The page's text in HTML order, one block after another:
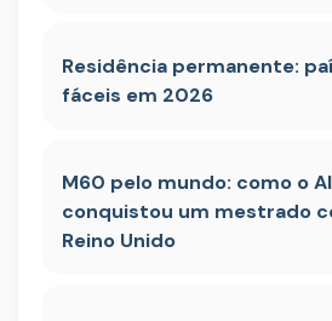
Residência permanente:
fáceis em 2026
M60 pelo mundo: como o
conquistou um mestrado
Reino Unido